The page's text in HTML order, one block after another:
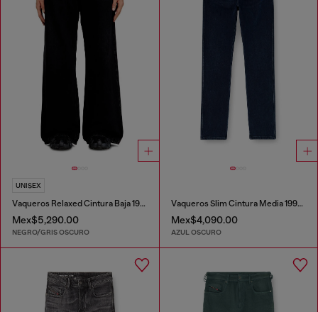
UNISEX
Vaqueros Relaxed Cintura Baja 1996 D-Sire
Mex$5,290.00
NEGRO/GRIS OSCURO
Vaqueros Slim Cintura Media 1993 D-Vyl
Mex$4,090.00
AZUL OSCURO